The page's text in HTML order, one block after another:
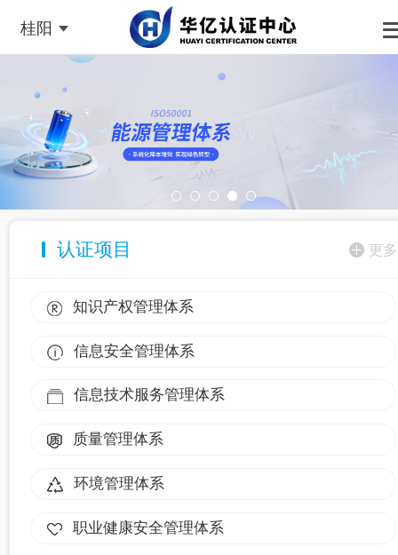
桂阳
认证项目 更多
知识产权管理体系
信息安全管理体系
信息技术服务管理体系
质量管理体系
环境管理体系
职业健康安全管理体系